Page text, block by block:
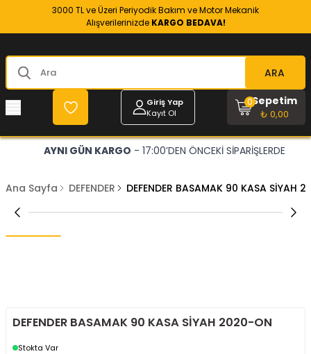
3000 TL ve Üzeri Periyodik Bakım ve Motor Mekanik
Alışverilerinizde KARGO BEDAVA!
ARA
Giriş Yap
Kayıt Ol
Sepetim
₺ 0,00
0
AYNI GÜN KARGO - 17:00’DEN ÖNCEKİ SİPARİŞLERDE
Ana Sayfa DEFENDER DEFENDER BASAMAK 90 KASA SİYAH
DEFENDER BASAMAK 90 KASA SİYAH 2020-ON
Stokta Var